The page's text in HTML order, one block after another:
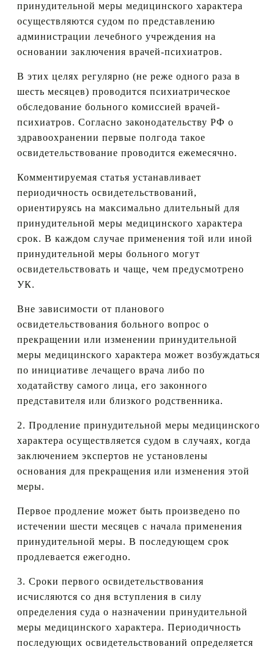
принудительной меры медицинского характера
осуществляются судом по представлению
администрации лечебного учреждения на
основании заключения врачей-психиатров.
В этих целях регулярно (не реже одного раза в
шесть месяцев) проводится психиатрическое
обследование больного комиссией врачей-
психиатров. Согласно законодательству РФ о
здравоохранении первые полгода такое
освидетельствование проводится ежемесячно.
Комментируемая статья устанавливает
периодичность освидетельствований,
ориентируясь на максимально длительный для
принудительной меры медицинского характера
срок. В каждом случае применения той или иной
принудительной меры больного могут
освидетельствовать и чаще, чем предусмотрено
УК.
Вне зависимости от планового
освидетельствования больного вопрос о
прекращении или изменении принудительной
меры медицинского характера может возбуждаться
по инициативе лечащего врача либо по
ходатайству самого лица, его законного
представителя или близкого родственника.
2. Продление принудительной меры медицинского
характера осуществляется судом в случаях, когда
заключением экспертов не установлены
основания для прекращения или изменения этой
меры.
Первое продление может быть произведено по
истечении шести месяцев с начала применения
принудительной меры. В последующем срок
продлевается ежегодно.
3. Сроки первого освидетельствования
исчисляются со дня вступления в силу
определения суда о назначении принудительной
меры медицинского характера. Периодичность
последующих освидетельствований определяется